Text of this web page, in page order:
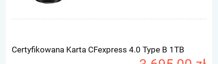
Certyfikowana Karta CFexpress 4.0 Type B 1TB